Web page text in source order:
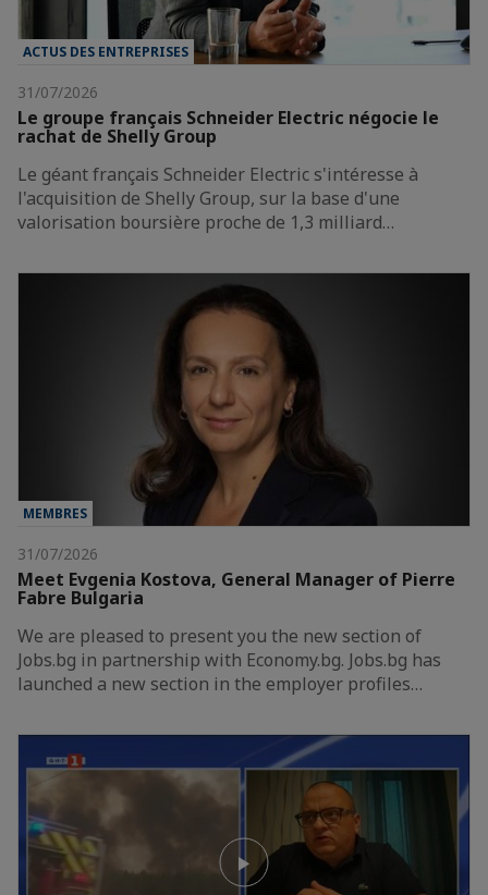
ACTUS DES ENTREPRISES
31/07/2026
Le groupe français Schneider Electric négocie le
rachat de Shelly Group
Le géant français Schneider Electric s'intéresse à
l'acquisition de Shelly Group, sur la base d'une
valorisation boursière proche de 1,3 milliard…
MEMBRES
31/07/2026
Meet Evgenia Kostova, General Manager of Pierre
Fabre Bulgaria
We are pleased to present you the new section of
Jobs.bg in partnership with Economy.bg. Jobs.bg has
launched a new section in the employer profiles…